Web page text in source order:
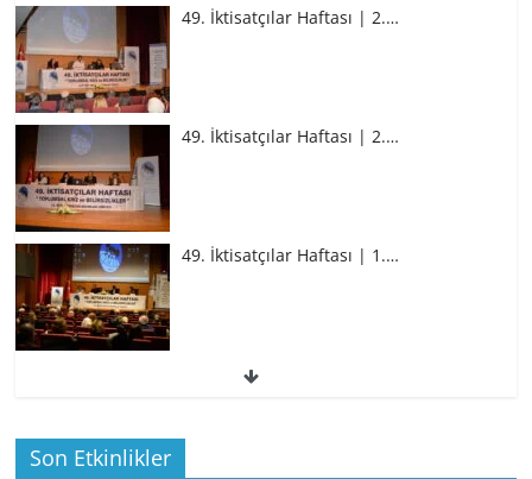
49. İktisatçılar Haftası | 2.…
49. İktisatçılar Haftası | 2.…
49. İktisatçılar Haftası | 1.…
49. İktisatçılar Haftası | 1.…
Son Etkinlikler